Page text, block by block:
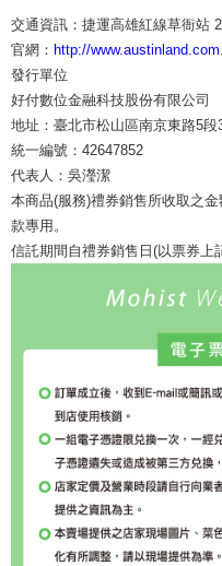
交通資訊：捷運高雄紅線草衙站
官網： http://
發行單位
好付數位金融科技股份有限公司
地址：臺北市松山區南京東路5段
統一編號：42647852
代表人：吳瀅潔
本商品(服務)禮券銷售所收取之
款專用。
信託期間自禮券銷售日(以票券上